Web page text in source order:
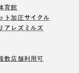
育館
ト加圧サイクル
ア レズミルズ
数店舗利用可